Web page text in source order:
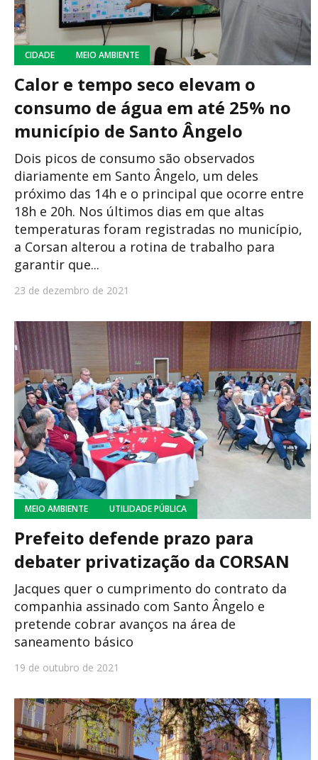
CIDADE MEIO AMBIENTE
Calor e tempo seco elevam o
consumo de água em até 25% no
município de Santo Ângelo
Dois picos de consumo são observados
diariamente em Santo Ângelo, um deles
próximo das 14h e o principal que ocorre entre
18h e 20h. Nos últimos dias em que altas
temperaturas foram registradas no município,
a Corsan alterou a rotina de trabalho para
garantir que...
23 de dezembro de 2021
MEIO AMBIENTE UTILIDADE PÚBLICA
Prefeito defende prazo para
debater privatização da CORSAN
Jacques quer o cumprimento do contrato da
companhia assinado com Santo Ângelo e
pretende cobrar avanços na área de
saneamento básico
19 de outubro de 2021